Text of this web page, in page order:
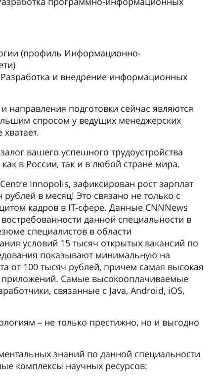
(профиль Информационно-
и внедрение информационных
подготовки сейчас являются
спросом у ведущих менеджерских
вашего успешного трудоустройства
в России, так и в любой стране мира.
Innopolis, зафиксирован рост зарплат
в месяц! Это связано не только с
кадров в IT-сфере. Данные CNNNews
данной специальности в
специалистов в области
условий 15 тысяч открытых вакансий по
показывают минимальную на
от 100 тысяч рублей, причем самая высокая
приложений. Самые высокооплачиваемые
связанные с Java, Android, iOS,
– не только престижно, но и выгодно
знаний по данной специальности
комплексы научных ресурсов: